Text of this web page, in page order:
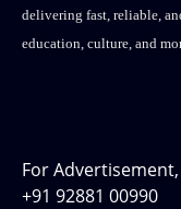
delivering fast, reliable,
education, culture, and
For
+91 92881 00990